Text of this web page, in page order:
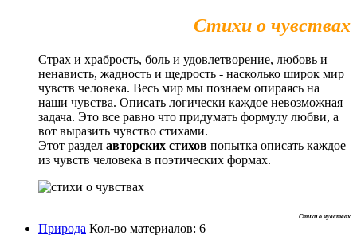
Стихи о чувствах
Страх и храбрость, боль и удовлетворение, любовь и
ненависть, жадность и щедрость - насколько широк мир
чувств человека. Весь мир мы познаем опираясь на
наши чувства. Описать логически каждое невозможная
задача. Это все равно что придумать формулу любви, а
вот выразить чувство стихами.
Этот раздел авторских стихов попытка описать каждое
из чувств человека в поэтических формах.
Стихи о чувствах
Природа Кол-во материалов: 6